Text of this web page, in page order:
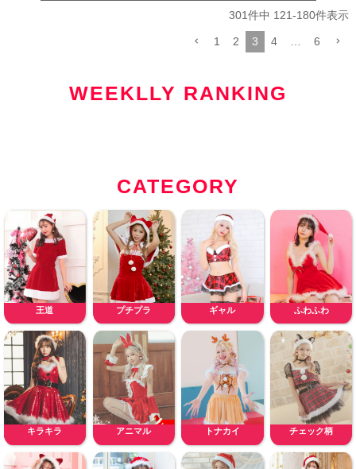
301件中 121-180件表示
1 2 3 4 6
WEEKLLY RANKING
CATEGORY
王道 プチプラ ギャル ふわふわ
キラキラ アニマル トナカイ チェック柄